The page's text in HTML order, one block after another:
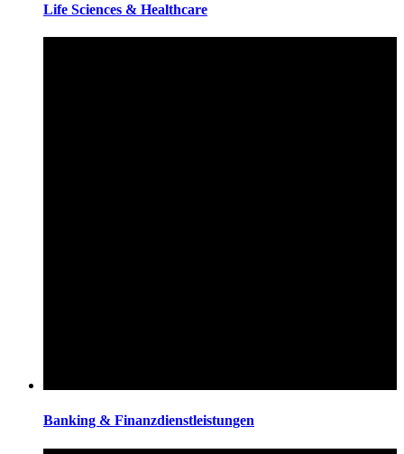
Life Sciences & Healthcare
Banking & Finanzdienstleistungen